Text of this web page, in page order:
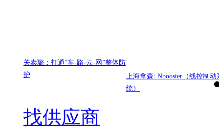
关泰璐：打通“车-路-云-网”整体防
护
上海拿森: Nbooster（线控制动
统）
找供应商